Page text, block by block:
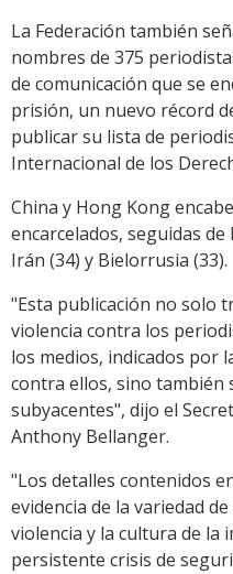
La Federación también
nombres de 375
de comunicación que se
prisión, un nuevo récord
publicar su lista de
Internacional de los
China y Hong Kong
encarcelados, seguidas
Irán (34) y Bielorrusia (33).
"Esta publicación no solo
violencia contra los
los medios, indicados por
contra ellos, sino también
subyacentes", dijo el
Anthony Bellanger.
"Los detalles contenidos
evidencia de la variedad
violencia y la cultura de la
persistente crisis de